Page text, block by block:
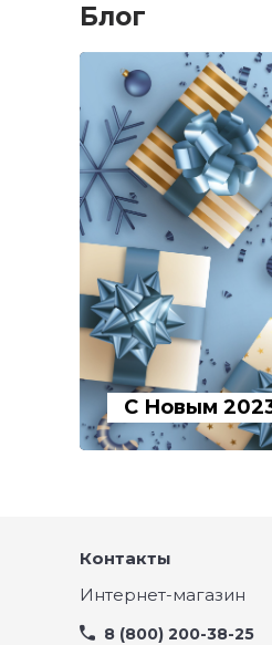
Блог
С Новым
Контакты
Интернет-магазин
8 (800) 200-38-25